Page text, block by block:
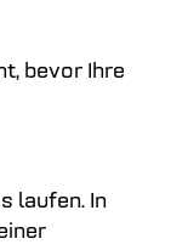
bevor Ihre
laufen. In